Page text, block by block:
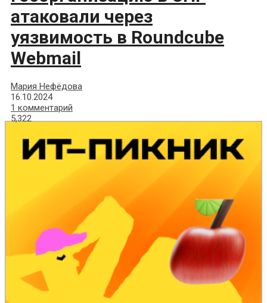
атаковали через
уязвимость в Roundcube
Webmail
Мария Нефёдова
16.10.2024
1 комментарий
5,322